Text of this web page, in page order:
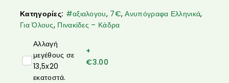
Κατηγορίες: #αξιαλογου, 7€,Ανυπόγραφα Ελληνικά,
Για Όλους, Πινακίδες – Κάδρα
Αλλαγή
μεγέθους σε
13,5x20
εκατοστά.
+
€3.00